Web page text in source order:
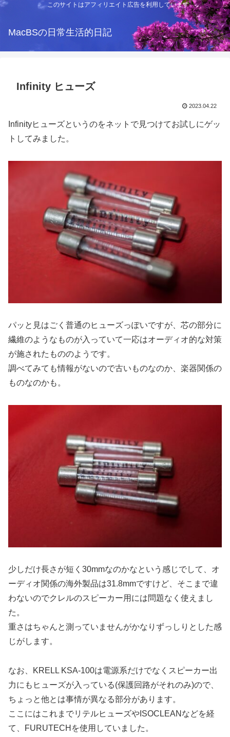
このサイトはアフィリエイト広告を利用しています
MacBSの日常生活的日記
Infinity ヒューズ
2023.04.22
Infinityヒューズというのをネットで見つけてお試しにゲッ
トしてみました。
パッと見はごく普通のヒューズっぽいですが、芯の部分に
繊維のようなものが入っていて一応はオーディオ的な対策
が施されたもののようです。
調べてみても情報がないので古いものなのか、楽器関係の
ものなのかも。
少しだけ長さが短く30mmなのかなという感じでして、オ
ーディオ関係の海外製品は31.8mmですけど、そこまで違
わないのでクレルのスピーカー用には問題なく使えまし
た。
重さはちゃんと測っていませんがかなりずっしりとした感
じがします。
なお、KRELL KSA-100は電源系だけでなくスピーカー出
力にもヒューズが入っている(保護回路がそれのみ)ので、
ちょっと他とは事情が異なる部分があります。
ここにはこれまでリテルヒューズやISOCLEANなどを経
て、FURUTECHを使用していました。